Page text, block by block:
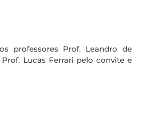
professores Prof. Leandro de
Lucas Ferrari pelo convite e